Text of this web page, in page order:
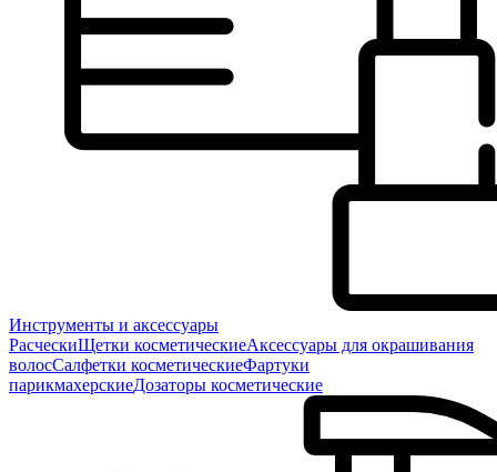
Инструменты и аксессуары
РасческиЩетки косметическиеАксессуары для окрашивания
волосСалфетки косметическиеФартуки
парикмахерскиеДозаторы косметические